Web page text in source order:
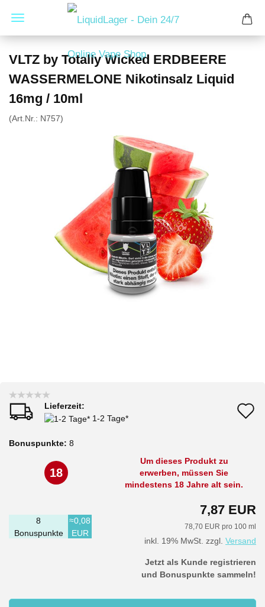
VLTZ by Totally Wicked ERDBEERE
WASSERMELONE Nikotinsalz Liquid
16mg / 10ml
(Art.Nr.: N757)
Lieferzeit:
1-2 Tage*
Bonuspunkte: 8
18
Um dieses Produkt zu
erwerben, müssen Sie
mindestens 18 Jahre alt sein.
7,87 EUR
78,70 EUR pro 100 ml
inkl. 19% MwSt. zzgl. Versand
8
Bonuspunkte
≈0,08
EUR
Jetzt als Kunde registrieren
und Bonuspunkte sammeln!